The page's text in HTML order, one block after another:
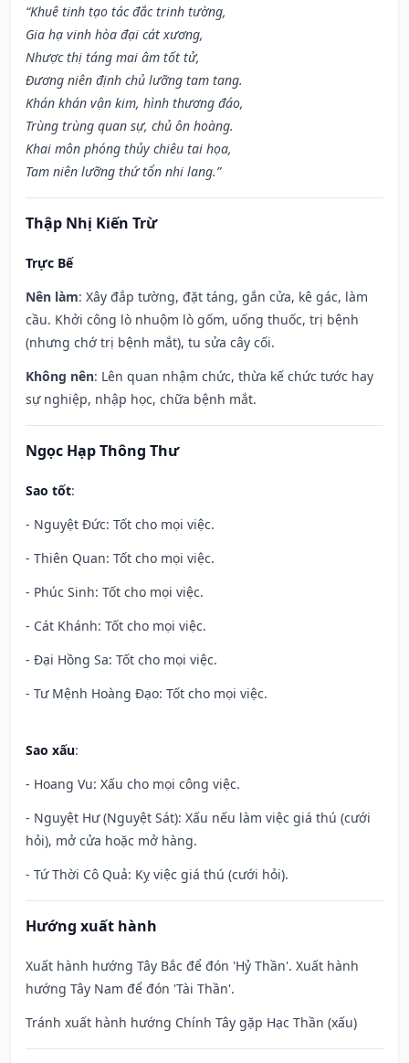
“Khuê tinh tạo tác đắc trinh tường,
Gia hạ vinh hòa đại cát xương,
Nhược thị táng mai âm tốt tử,
Đương niên định chủ lưỡng tam tang.
Khán khán vận kim, hình thương đáo,
Trùng trùng quan sự, chủ ôn hoàng.
Khai môn phóng thủy chiêu tai họa,
Tam niên lưỡng thứ tổn nhi lang.”
Thập Nhị Kiến Trừ
Trực Bế
Nên làm: Xây đắp tường, đặt táng, gắn cửa, kê gác, làm
cầu. Khởi công lò nhuộm lò gốm, uống thuốc, trị bệnh
(nhưng chớ trị bệnh mắt), tu sửa cây cối.
Không nên: Lên quan nhậm chức, thừa kế chức tước hay
sự nghiệp, nhập học, chữa bệnh mắt.
Ngọc Hạp Thông Thư
Sao tốt:
- Nguyệt Đức: Tốt cho mọi việc.
- Thiên Quan: Tốt cho mọi việc.
- Phúc Sinh: Tốt cho mọi việc.
- Cát Khánh: Tốt cho mọi việc.
- Đại Hồng Sa: Tốt cho mọi việc.
- Tư Mệnh Hoàng Đạo: Tốt cho mọi việc.
Sao xấu:
- Hoang Vu: Xấu cho mọi công việc.
- Nguyệt Hư (Nguyệt Sát): Xấu nếu làm việc giá thú (cưới
hỏi), mở cửa hoặc mở hàng.
- Tứ Thời Cô Quả: Kỵ việc giá thú (cưới hỏi).
Hướng xuất hành
Xuất hành hướng Tây Bắc để đón 'Hỷ Thần'. Xuất hành
hướng Tây Nam để đón 'Tài Thần'.
Tránh xuất hành hướng Chính Tây gặp Hạc Thần (xấu)